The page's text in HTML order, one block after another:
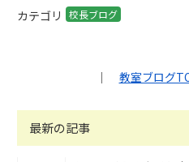
カテゴリ 校長ブログ
｜ 教室ブログ
最新の記事